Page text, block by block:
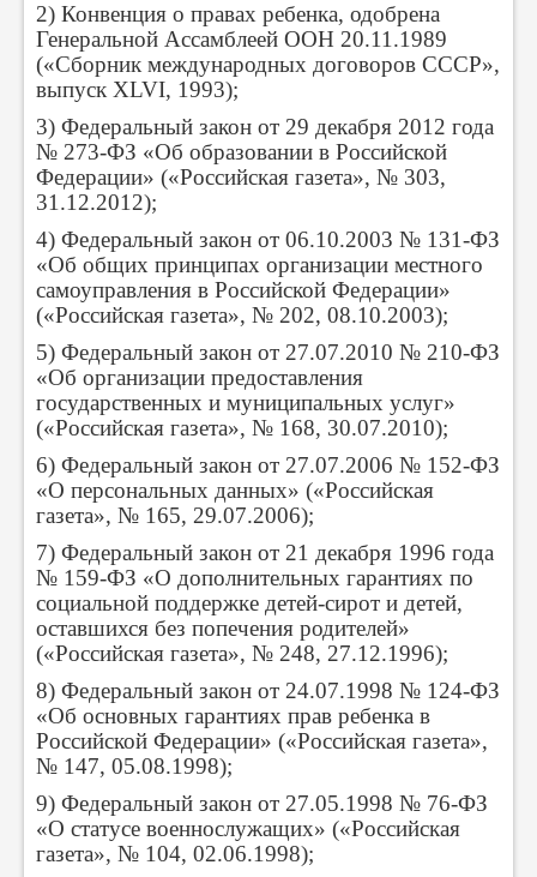
2) Конвенция о правах ребенка, одобрена
Генеральной Ассамблеей ООН 20.11.1989
(«Сборник международных договоров СССР»,
выпуск XLVI, 1993);
3) Федеральный закон от 29 декабря 2012 года
№ 273-ФЗ «Об образовании в Российской
Федерации» («Российская газета», № 303,
31.12.2012);
4) Федеральный закон от 06.10.2003 № 131-ФЗ
«Об общих принципах организации местного
самоуправления в Российской Федерации»
(«Российская газета», № 202, 08.10.2003);
5) Федеральный закон от 27.07.2010 № 210-ФЗ
«Об организации предоставления
государственных и муниципальных услуг»
(«Российская газета», № 168, 30.07.2010);
6) Федеральный закон от 27.07.2006 № 152-ФЗ
«О персональных данных» («Российская
газета», № 165, 29.07.2006);
7) Федеральный закон от 21 декабря 1996 года
№ 159-ФЗ «О дополнительных гарантиях по
социальной поддержке детей-сирот и детей,
оставшихся без попечения родителей»
(«Российская газета», № 248, 27.12.1996);
8) Федеральный закон от 24.07.1998 № 124-ФЗ
«Об основных гарантиях прав ребенка в
Российской Федерации» («Российская газета»,
№ 147, 05.08.1998);
9) Федеральный закон от 27.05.1998 № 76-ФЗ
«О статусе военнослужащих» («Российская
газета», № 104, 02.06.1998);